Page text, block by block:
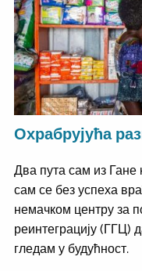
Охрабрујућа
Два пута сам из Гане
сам се без успеха
немачком центру за
реинтеграцију (ГГЦ)
гледам у будућност.